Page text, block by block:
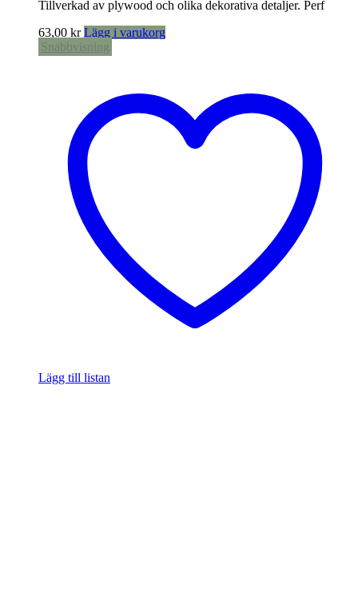
Tillverkad av plywood och olika dekorativa detaljer. Perf
63,00 kr Lägg i varukorg
Snabbvisning
Lägg till listan